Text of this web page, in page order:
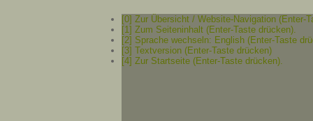
[0] Zur Übersicht / Website-Navigation (Enter-
[1] Zum Seiteninhalt (Enter-Taste drücken).
[2] Sprache wechseln: English (Enter-Taste
[3] Textversion (Enter-Taste drücken)
[4] Zur Startseite (Enter-Taste drücken).